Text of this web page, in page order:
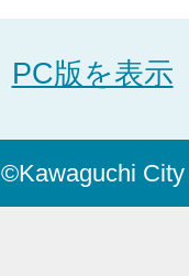
PC版を表示
©Kawaguchi City